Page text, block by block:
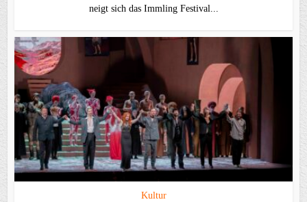
neigt sich das Immling Festival...
Kultur